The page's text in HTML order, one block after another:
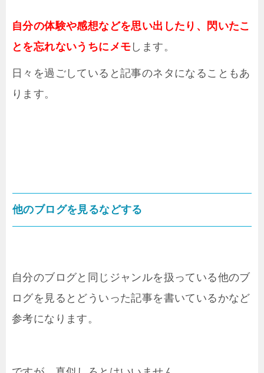
自分の体験や感想などを思い出したり、閃いたこ
とを忘れないうちにメモ します。
日々を過ごしていると記事のネタになることもあ
ります。
他のブログを見るなどする
自分のブログと同じジャンルを扱っている他のブ
ログを見るとどういった記事を書いているかなど
参考になります。